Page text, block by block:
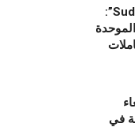
السودان يطلق “SudaPass”:
في